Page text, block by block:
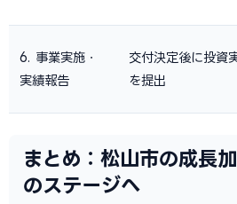
6. 事業実施・
実績報告
交付決定後に投資
を提出
まとめ：松山市の成長
のステージへ